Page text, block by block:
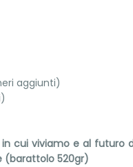
aggiunti)
cui viviamo e al
(barattolo 520gr)